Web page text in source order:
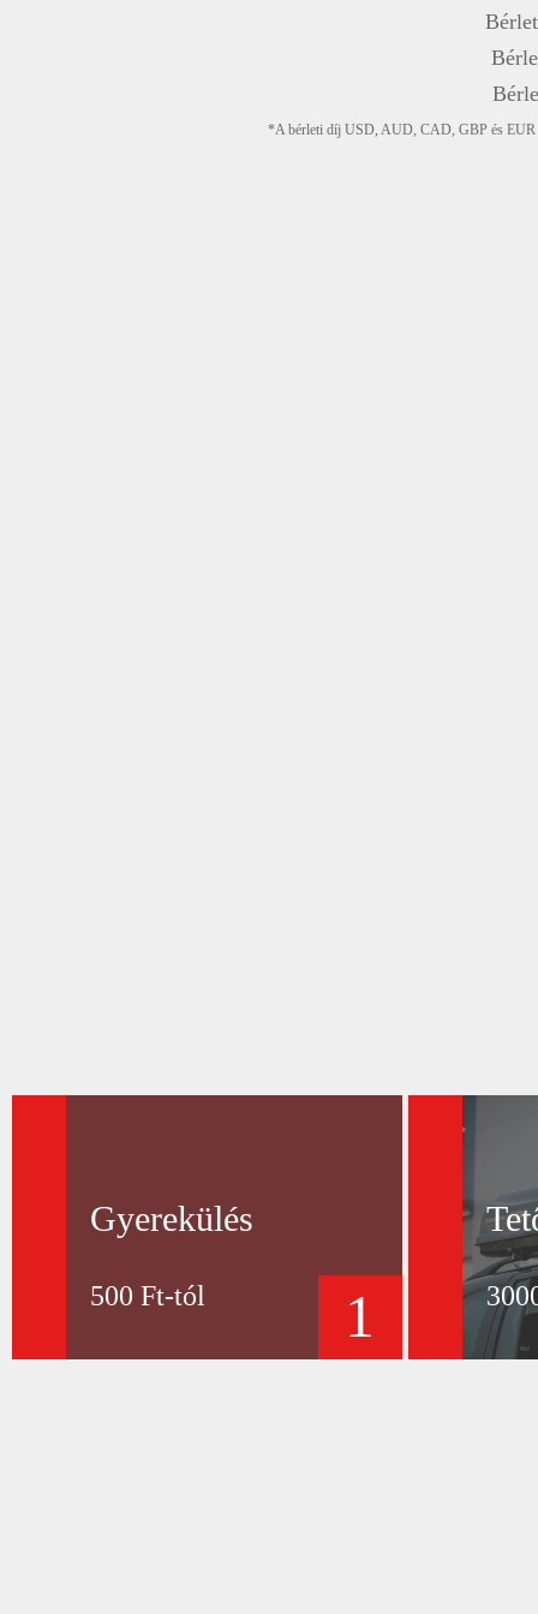
*A bérleti díj USD, AUD, CAD, GBP és EUR
Gyerekülés
500 Ft-tól 1